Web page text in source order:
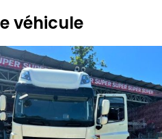
véhicule